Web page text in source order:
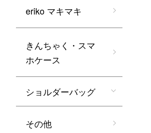
eriko マキマキ
きんちゃく・スマ
ホケース
ショルダーバッグ
その他